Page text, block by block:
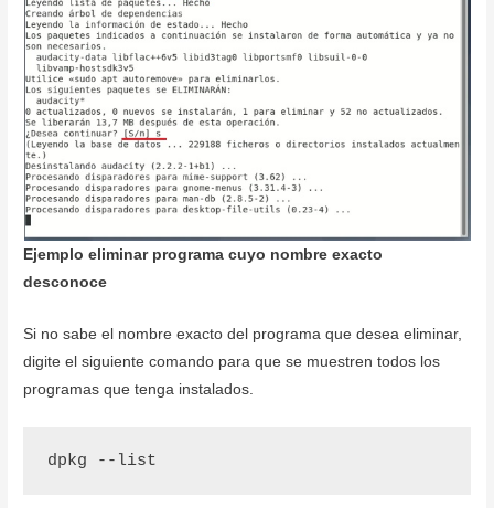
Ejemplo eliminar programa cuyo nombre exacto
desconoce
Si no sabe el nombre exacto del programa que desea eliminar,
digite el siguiente comando para que se muestren todos los
programas que tenga instalados.
dpkg --list